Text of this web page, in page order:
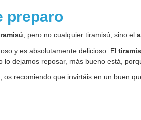
preparo
, pero no cualquier tiramisú, sino el
y es absolutamente delicioso. El
lo dejamos reposar, más bueno está,
os recomiendo que invirtáis en un buen